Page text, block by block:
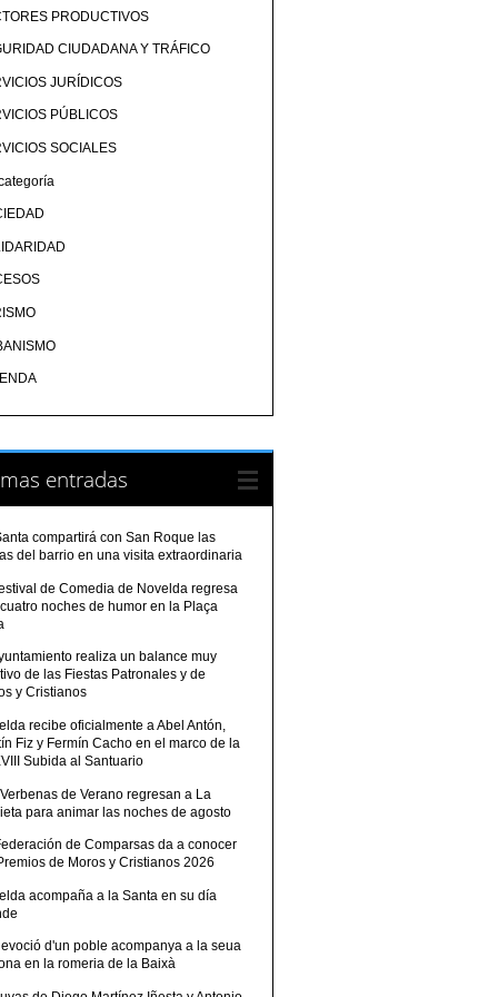
PRODUCTIVOS
CIUDADANA Y TRÁFICO
JURÍDICOS
PÚBLICOS
SOCIALES
entradas
compartirá con San Roque las
del barrio en una visita extraordinaria
de Comedia de Novelda regresa
noches de humor en la Plaça
realiza un balance muy
de las Fiestas Patronales y de
y Cristianos
recibe oficialmente a Abel Antón,
Fiz y Fermín Cacho en el marco de la
Subida al Santuario
de Verano regresan a La
para animar las noches de agosto
de Comparsas da a conocer
de Moros y Cristianos 2026
acompaña a la Santa en su día
d'un poble acompanya a la seua
en la romeria de la Baixà